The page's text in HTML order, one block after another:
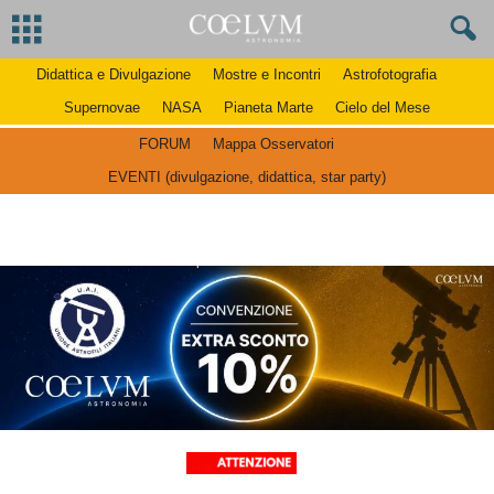
Didattica e Divulgazione Mostre e Incontri
Astrofotografia
Supernovae
NASA Pianeta Marte Cielo del Mese
FORUM
Mappa Osservatori
EVENTI (divulgazione, didattica, star party)